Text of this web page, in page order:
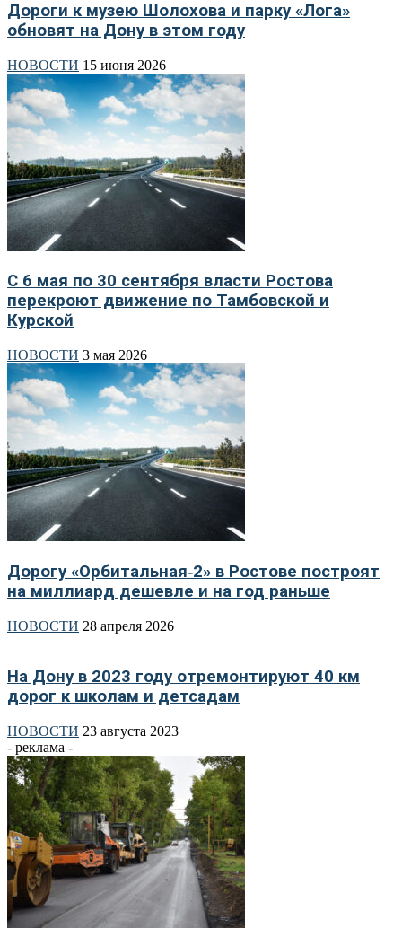
Дороги к музею Шолохова и парку «Лога»
обновят на Дону в этом году
НОВОСТИ 15 июня 2026
С 6 мая по 30 сентября власти Ростова
перекроют движение по Тамбовской и
Курской
НОВОСТИ 3 мая 2026
Дорогу «Орбитальная‑2» в Ростове построят
на миллиард дешевле и на год раньше
НОВОСТИ 28 апреля 2026
На Дону в 2023 году отремонтируют 40 км
дорог к школам и детсадам
НОВОСТИ 23 августа 2023
- реклама -